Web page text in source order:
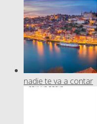
nadie te va a contar